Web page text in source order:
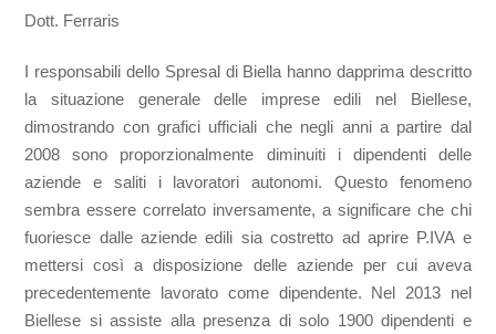
Dott. Ferraris
I responsabili dello Spresal di Biella hanno dapprima descritto
la situazione generale delle imprese edili nel Biellese,
dimostrando con grafici ufficiali che negli anni a partire dal
2008 sono proporzionalmente diminuiti i dipendenti delle
aziende e saliti i lavoratori autonomi. Questo fenomeno
sembra essere correlato inversamente, a significare che chi
fuoriesce dalle aziende edili sia costretto ad aprire P.IVA e
mettersi così a disposizione delle aziende per cui aveva
precedentemente lavorato come dipendente. Nel 2013 nel
Biellese si assiste alla presenza di solo 1900 dipendenti e